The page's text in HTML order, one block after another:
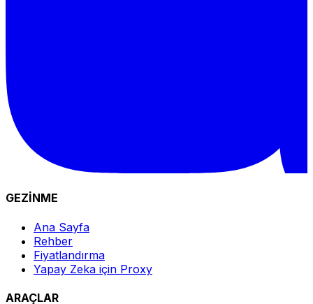
GEZİNME
Ana Sayfa
Rehber
Fiyatlandırma
Yapay Zeka için Proxy
ARAÇLAR